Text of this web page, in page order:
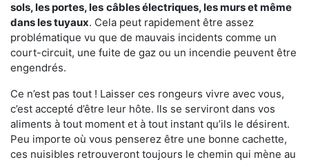
sols, les portes, les câbles électriques, les murs et même
dans les tuyaux. Cela peut rapidement être assez
problématique vu que de mauvais incidents comme un
court-circuit, une fuite de gaz ou un incendie peuvent être
engendrés.
Ce n’est pas tout ! Laisser ces rongeurs vivre avec vous,
c’est accepté d’être leur hôte. Ils se serviront dans vos
aliments à tout moment et à tout instant qu’ils le désirent.
Peu importe où vous penserez être une bonne cachette,
ces nuisibles retrouveront toujours le chemin qui mène au